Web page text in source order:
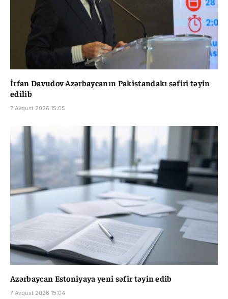
İrfan Davudov Azərbaycanın Pakistandakı səfiri təyin
edilib
7 Avqust 2026 15:05
Azərbaycan Estoniyaya yeni səfir təyin edib
7 Avqust 2026 15:04